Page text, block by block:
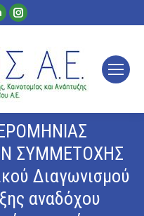
Linkedin
opens
new
Instagram
opens
new
ΣΥΜΜΕΤΟΧΗΣ
Διαγωνισμού
αναδόχου